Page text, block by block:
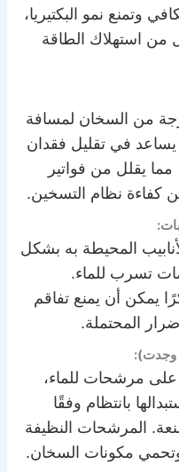
وتمنع نمو البكتيريا،
من استهلاك الطاقة
من السخان لمسافة
في تقليل فقدان
مما يقلل من فواتير
كفاءة نظام التسخين.
المحيطة به بشكل
تسرب للماء.
يمكن أن يمنع تفاقم
المحتملة.
وجدت):
على مرشحات للماء،
بانتظام وفقًا
المرشحات النظيفة
مكونات السخان.